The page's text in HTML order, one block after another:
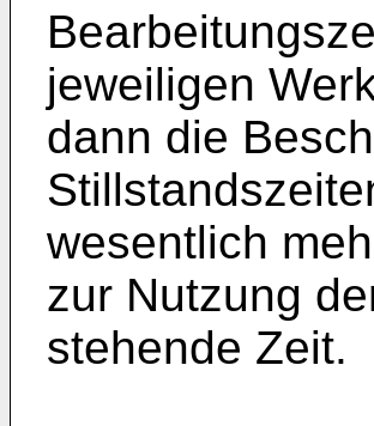
jeweiligen
dann die
wesentlich
zur Nutzung
stehende Zeit.